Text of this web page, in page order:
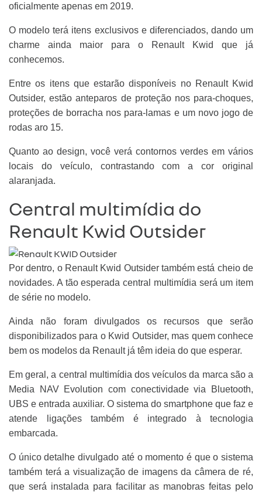
oficialmente apenas em 2019.
O modelo terá itens exclusivos e diferenciados, dando um
charme ainda maior para o Renault Kwid que já
conhecemos.
Entre os itens que estarão disponíveis no Renault Kwid
Outsider, estão anteparos de proteção nos para-choques,
proteções de borracha nos para-lamas e um novo jogo de
rodas aro 15.
Quanto ao design, você verá contornos verdes em vários
locais do veículo, contrastando com a cor original
alaranjada.
Central multimídia do
Renault Kwid Outsider
Por dentro, o Renault Kwid Outsider também está cheio de
novidades. A tão esperada central multimídia será um item
de série no modelo.
Ainda não foram divulgados os recursos que serão
disponibilizados para o Kwid Outsider, mas quem conhece
bem os modelos da Renault já têm ideia do que esperar.
Em geral, a central multimídia dos veículos da marca são a
Media NAV Evolution com conectividade via Bluetooth,
UBS e entrada auxiliar. O sistema do smartphone que faz e
atende ligações também é integrado à tecnologia
embarcada.
O único detalhe divulgado até o momento é que o sistema
também terá a visualização de imagens da câmera de ré,
que será instalada para facilitar as manobras feitas pelo